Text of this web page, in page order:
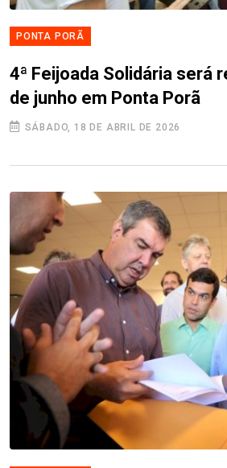
PONTA PORÃ
4ª Feijoada Solidária será
de junho em Ponta Porã
SÁBADO, 18 DE ABRIL DE 2026